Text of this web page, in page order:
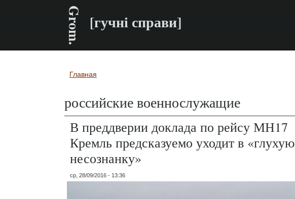
Grom. [гучні справи]
Вы здесь
Главная
российские военнослужащие
В преддверии доклада по рейсу МН17
Кремль предсказуемо уходит в «глухую
несознанку»
ср, 28/09/2016 - 13:36